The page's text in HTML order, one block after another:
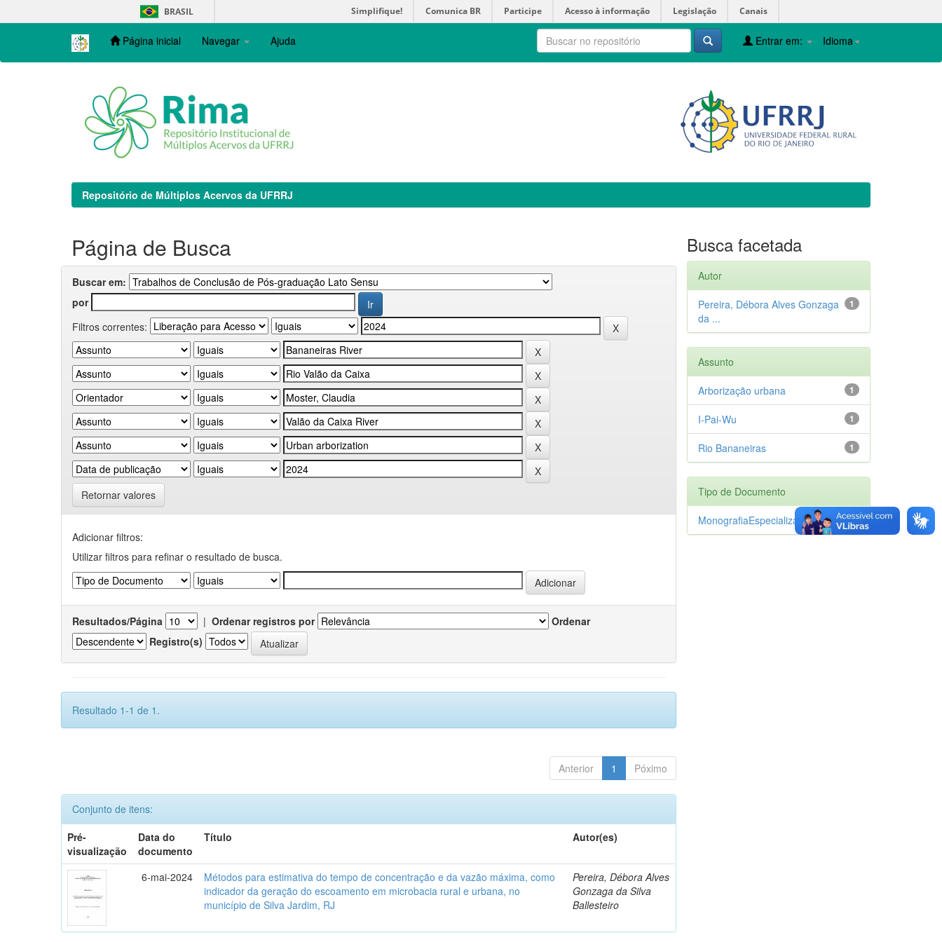
navigation
BRASIL Simplifique! Comunica BR Participe Acesso à informação Legislação Canais
Página inicial Navegar Ajuda Idioma
Entrar em:
Repositório de Múltiplos Acervos da UFRRJ
Página de Busca
Buscar em:
por
Filtros correntes:
Retornar valores
Adicionar filtros:
Utilizar filtros para refinar o resultado de busca.
Resultados/Página | Ordenar registros por
Ordenar
Registro(s)
Resultado 1-1 de 1.
Anterior 1 Póximo
Conjunto de itens:
Pré-
visualização
Data do
documento
Título Autor(es)
6-mai-2024
Métodos para estimativa do tempo de concentração e da vazão máxima, como
indicador da geração do escoamento em microbacia rural e urbana, no
município de Silva Jardim, RJ
Pereira, Débora Alves
Gonzaga da Silva
Ballesteiro
Busca facetada
Autor
1
Pereira, Débora Alves Gonzaga
da ...
Assunto
1
Arborização urbana
1
I-Pai-Wu
1
Rio Bananeiras
Tipo de Documento
1
MonografiaEspecializacao